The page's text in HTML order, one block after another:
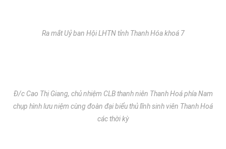
Ra mắt Uỷ ban Hội LHTN tỉnh Thanh Hóa khoá 7
Đ/c Cao Thị Giang, chủ nhiệm CLB thanh niên Thanh Hoá phía Nam
chụp hình lưu niệm cùng đoàn đại biểu thủ lĩnh sinh viên Thanh Hoá
các thời kỳ